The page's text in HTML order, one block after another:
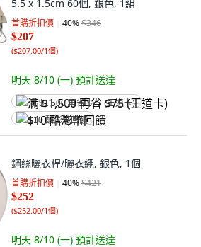
5.5 x 1.5cm 60個, 銀色, 1組
首購折扣價 40%$346
$207
($207.00/1個)
明天 8/10 (一) 預計送達
满 $1,500 再省 $75 (王道卡)
$10 酷澎幣回饋
鋼絲曬衣桿/曬衣繩, 銀色, 1個
首購折扣價 40%$421
$252
($252.00/1個)
明天 8/10 (一) 預計送達